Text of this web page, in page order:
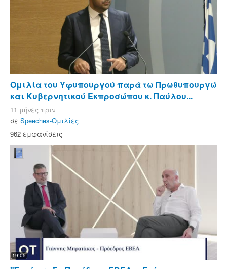
Ομιλία του Υφυπουργού παρά τω Πρωθυπουργώ
και Κυβερνητικού Εκπροσώπου κ. Παύλου...
11 μήνες πριν
σε Speeches-Ομιλίες
962 εμφανίσεις
19:05